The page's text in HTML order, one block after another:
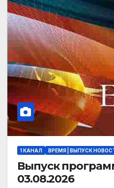
1 КАНАЛ ВРЕМЯ | ВЫПУСК
Выпуск
03.08.2026